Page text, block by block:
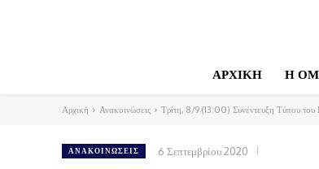
ΑΡΧΙΚΗ Η
Αρχική Ανακοινώσεις Τρίτη, 8/9 (13:00) Συνέντευξη Τύπου του
ΑΝΑΚΟΙΝΏΣΕΙΣ 6 Σεπτεμβρίου 2020